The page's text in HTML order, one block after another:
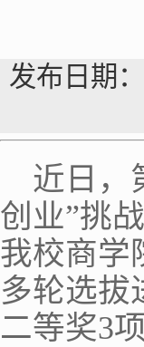
发布日期
近日，
创业”挑
我校商学
多轮选拔
二等奖3